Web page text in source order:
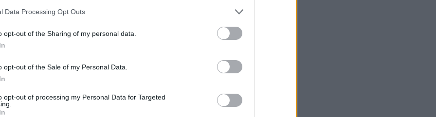
Data Processing Opt Outs
opt-out of the Sharing of my personal data.
opt-out of the Sale of my Personal Data.
opt-out of processing my Personal Data for Targeted
mindre enn meg slår meg. Da lurer man på om man har
at det jeg har gjort funker, sier han, og legger til:
jeg må jo skryte litt av Team Elon Vest, som hjalp meg med
det er veldig sporty av dem å smøre skia til en konkurrent.
det.